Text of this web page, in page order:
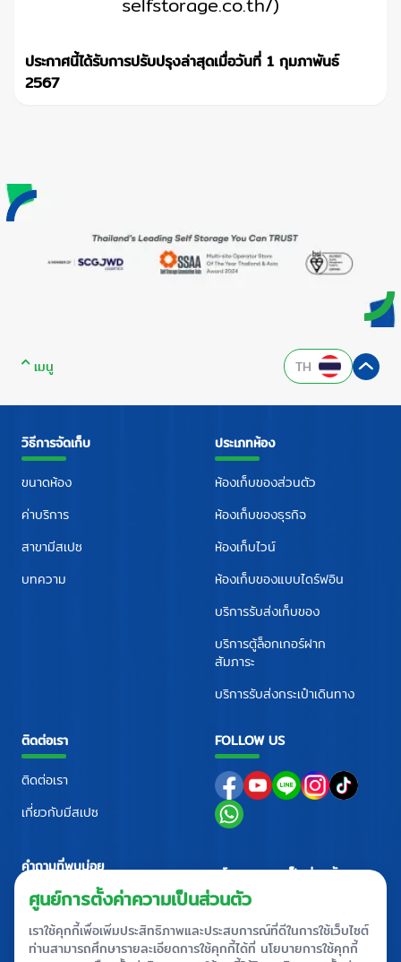
ประกาศนี้ได้รับการปรับปรุงล่าสุดเมื่อวันที่ 1 กุมภาพันธ์
2567
เมนู TH
วิธีการจัดเก็บ
ขนาดห้อง
ค่าบริการ
สาขามีสเปซ
บทความ
ประเภทห้อง
ห้องเก็บของส่วนตัว
ห้องเก็บของธุรกิจ
ห้องเก็บไวน์
ห้องเก็บของแบบไดร์ฟอิน
บริการรับส่งเก็บของ
บริการตู้ล็อกเกอร์ฝาก
สัมภาระ
บริการรับส่งกระเป๋าเดินทาง
ติดต่อเรา
ติดต่อเรา
เกี่ยวกับมีสเปซ
คำถามที่พบบ่อย
ศูนย์ติดต่อ
FOLLOW US
นโยบายความเป็นส่วนตัว